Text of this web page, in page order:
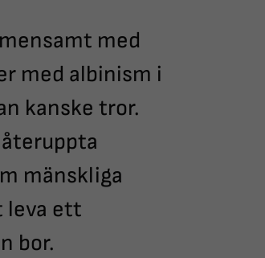
med
med albinism i
kanske tror.
mänskliga
leva ett
bor.